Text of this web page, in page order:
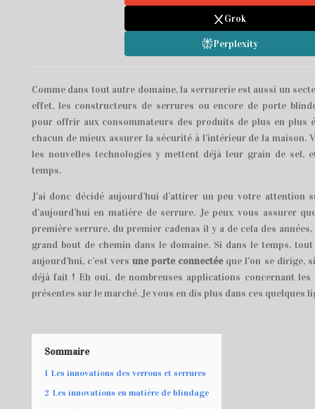
Grok
Perplexity
Comme dans tout autre domaine, la serrurerie est aussi un
effet, les constructeurs de serrures ou encore de porte
pour offrir aux consommateurs des produits de plus en plus
chacun de mieux assurer la sécurité à l’intérieur de la maison.
les nouvelles technologies y mettent déjà leur grain de sel,
temps.
J’ai donc décidé aujourd’hui d’attirer un peu votre attention
d’aujourd’hui en matière de serrure. Je peux vous assurer
première serrure, du premier cadenas il y a de cela des
grand bout de chemin dans le domaine. Si dans le temps,
aujourd’hui, c’est versune porte connectéeque l’on se dirige,
déjà fait ! Eh oui, de nombreuses applications concernant
présentes sur le marché. Je vous en dis plus dans ces quelques
Sommaire
1 Les innovations des verrous et serrures
2 Les innovations en matière de blindage